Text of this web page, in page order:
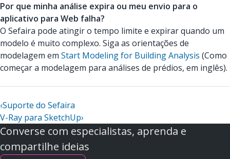
Por que minha análise expira ou meu envio para o
aplicativo para Web falha?
O Sefaira pode atingir o tempo limite e expirar quando um
modelo é muito complexo. Siga as orientações de
modelagem em Start Modeling for Building Analysis (Como
começar a modelagem para análises de prédios, em inglês).
‹Suporte do Sefaira
V-Ray para SketchUp›
Converse com especialistas, aprenda e
compartilhe ideias